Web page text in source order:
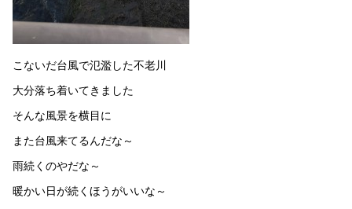
こないだ台風で氾濫した不老川
大分落ち着いてきました
そんな風景を横目に
また台風来てるんだな～
雨続くのやだな～
暖かい日が続くほうがいいな～